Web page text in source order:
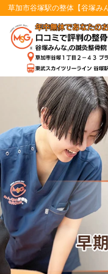
草加市谷塚駅の整体【谷塚み